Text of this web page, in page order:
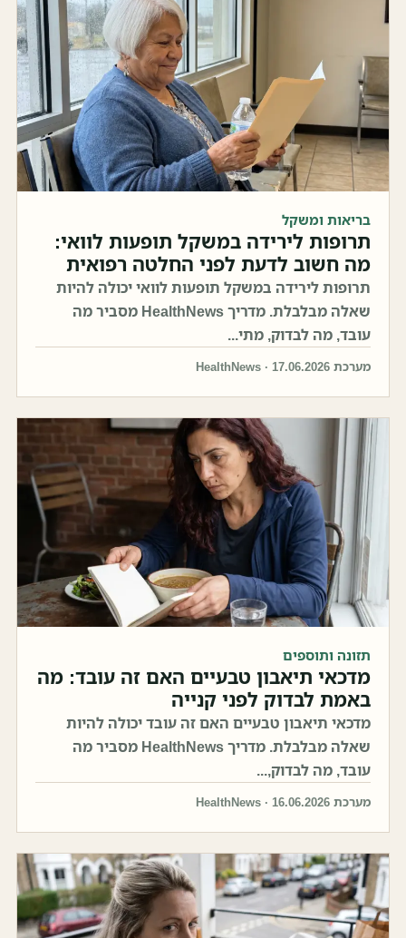
בריאות ומשקל
תרופות לירידה במשקל תופעות לוואי:
מה חשוב לדעת לפני החלטה רפואית
תרופות לירידה במשקל תופעות לוואי יכולה להיות
שאלה מבלבלת. מדריך HealthNews מסביר מה
עובד, מה לבדוק, מתי...
מערכת HealthNews · 17.06.2026
תזונה ותוספים
מדכאי תיאבון טבעיים האם זה עובד: מה
באמת לבדוק לפני קנייה
מדכאי תיאבון טבעיים האם זה עובד יכולה להיות
שאלה מבלבלת. מדריך HealthNews מסביר מה
עובד, מה לבדוק,...
מערכת HealthNews · 16.06.2026